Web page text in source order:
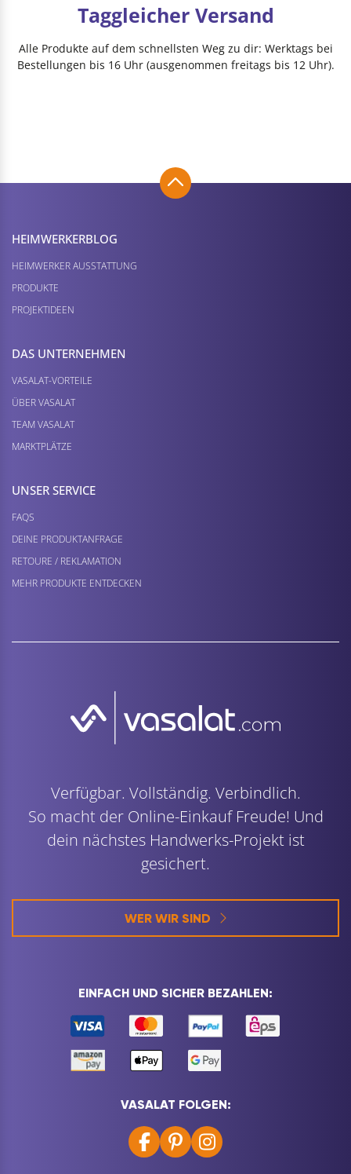
Taggleicher Versand
Alle Produkte auf dem schnellsten Weg zu dir: Werktags bei
Bestellungen bis 16 Uhr (ausgenommen freitags bis 12 Uhr).
HEIMWERKER­BLOG
HEIMWERKER AUSSTATTUNG
PRODUKTE
PROJEKTIDEEN
DAS UNTERNEHMEN
VASALAT-VORTEILE
ÜBER VASALAT
TEAM VASALAT
MARKTPLÄTZE
UNSER SERVICE
FAQS
DEINE PRODUKTANFRAGE
RETOURE / REKLAMATION
MEHR PRODUKTE ENTDECKEN
Verfügbar. Vollständig. Verbindlich.
So macht der Online-Einkauf Freude! Und
dein nächstes Handwerks-Projekt ist
gesichert.
WER WIR SIND
EINFACH UND SICHER BEZAHLEN:
VASALAT FOLGEN: